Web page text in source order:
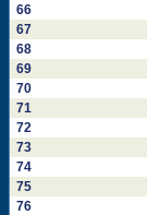
66
67
68
69
70
71
72
73
74
75
76